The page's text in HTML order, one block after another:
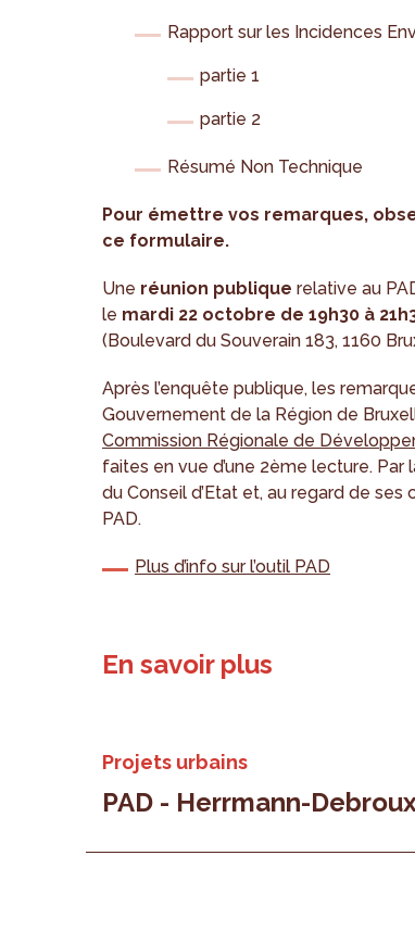
Rapport sur les Incidences
partie 1
partie 2
Résumé Non Technique
Pour émettre vos remarques,
ce formulaire.
Une réunion publique relative au
le mardi 22 octobre de 19h30 à
(Boulevard du Souverain 183, 1160
Après l’enquête publique, les
Gouvernement de la Région de
Commission Régionale de
faites en vue d’une 2ème lecture. Par
du Conseil d’Etat et, au regard de
PAD.
Plus d’info sur l’outil PAD
En savoir plus
Projets urbains
PAD - Herrmann-